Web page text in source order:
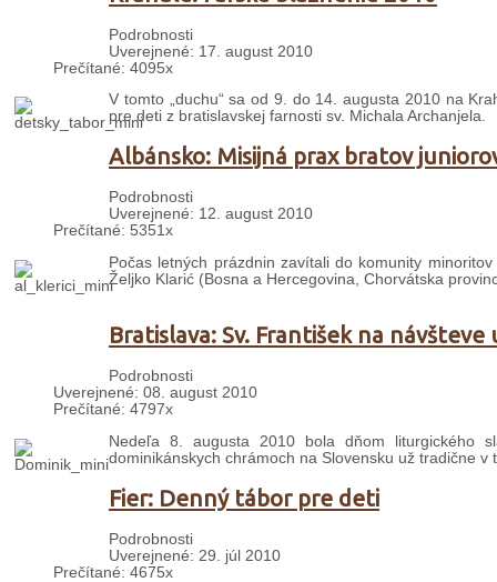
Podrobnosti
Uverejnené: 17. august 2010
Prečítané: 4095x
V tomto „duchu“ sa od 9. do 14. augusta 2010 na
pre deti z bratislavskej farnosti sv. Michala Archanjela.
Albánsko: Misijná prax bratov
Podrobnosti
Uverejnené: 12. august 2010
Prečítané: 5351x
Počas letných prázdnin zavítali do komunity
Željko Klarić (Bosna a Hercegovina, Chorvátska
Bratislava: Sv. František na návšteve
Podrobnosti
Uverejnené: 08. august 2010
Prečítané: 4797x
Nedeľa 8. augusta 2010 bola dňom liturgického
dominikánskych chrámoch na Slovensku už tradične
Fier: Denný tábor pre deti
Podrobnosti
Uverejnené: 29. júl 2010
Prečítané: 4675x